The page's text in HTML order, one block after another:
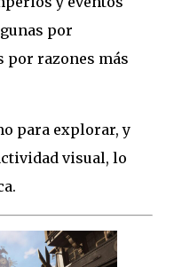
por
por razones más
para explorar, y
visual, lo